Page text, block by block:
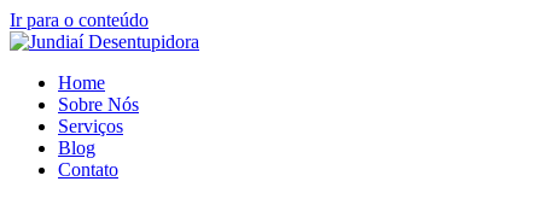
Ir para o conteúdo
Home
Sobre Nós
Serviços
Blog
Contato